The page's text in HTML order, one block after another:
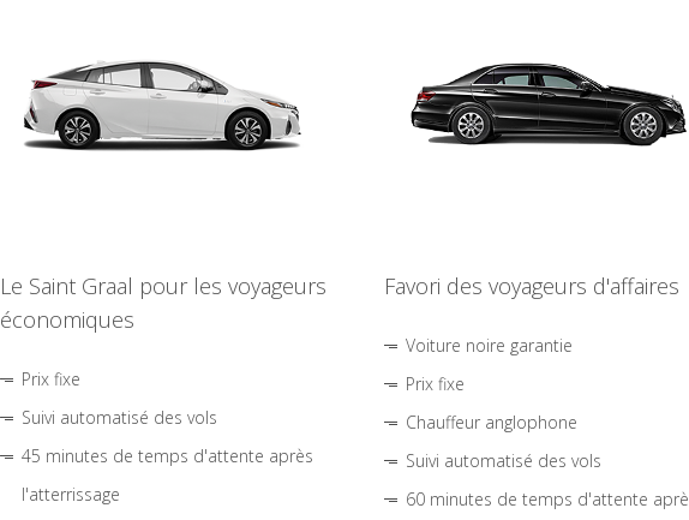
Le Saint Graal pour les voyageurs
économiques
Prix fixe
Suivi automatisé des vols
45 minutes de temps d'attente après
l'atterrissage
Favori des voyageurs d'affaires
Voiture noire garantie
Prix fixe
Chauffeur anglophone
Suivi automatisé des vols
60 minutes de temps d'attente